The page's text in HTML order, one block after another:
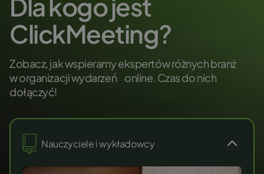
ClickMeeting?
Zobacz, jak wspieramy ekspertów różnych branż
w organizacji wydarzeń online. Czas do nich
dołączyć!
Nauczyciele i wykładowcy